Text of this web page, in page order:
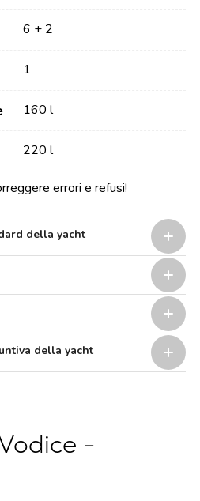
6 + 2
1
160 l
220 l
errori e refusi!
della yacht
della yacht
-